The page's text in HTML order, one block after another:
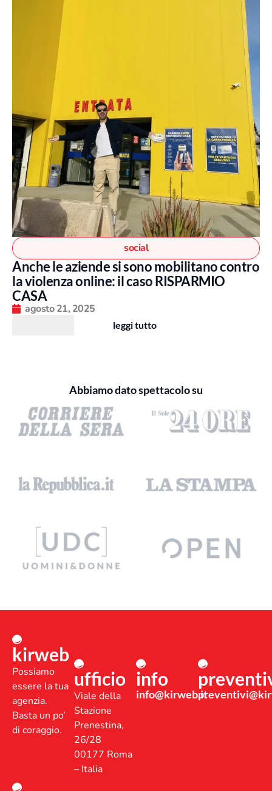
social
Anche le aziende si sono mobilitano contro
la violenza online: il caso RISPARMIO
CASA
agosto 21, 2025
leggi tutto
Abbiamo dato spettacolo su
kirweb
Possiamo
essere la tua
agenzia.
Basta un po’
di coraggio.
ufficio
Viale della
Stazione
Prenestina,
26/28
00177 Roma
– Italia
info
info@kirweb.it